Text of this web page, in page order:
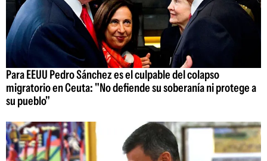
Para EEUU Pedro Sánchez es el culpable del colapso
migratorio en Ceuta: "No defiende su soberanía ni protege a
su pueblo"